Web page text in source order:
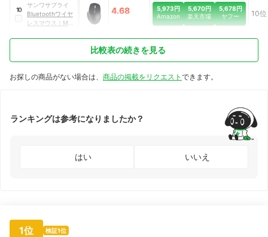
10
サンワサプライ
Bluetoothワイヤ
レスマウス
MA-
4.68
5,973円
Amazon
5,670円
楽天市場
5,678円
ヤフー
10位
比較表の続きを見る
お探しの商品がない場合は、 商品の掲載をリクエスト できます。
ランキングは参考になりましたか？
はい いいえ
1位 検証1位